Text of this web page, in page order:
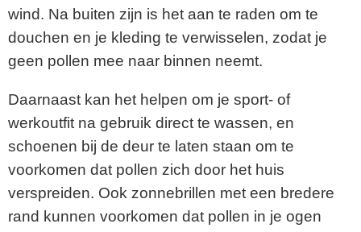
wind. Na buiten zijn is het aan te raden om te
douchen en je kleding te verwisselen, zodat je
geen pollen mee naar binnen neemt.
Daarnaast kan het helpen om je sport- of
werkoutfit na gebruik direct te wassen, en
schoenen bij de deur te laten staan om te
voorkomen dat pollen zich door het huis
verspreiden. Ook zonnebrillen met een bredere
rand kunnen voorkomen dat pollen in je ogen